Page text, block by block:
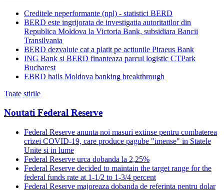
Creditele neperformante (npl) - statistici BERD
BERD este ingrijorata de investigatia autoritatilor din
Republica Moldova la Victoria Bank, subsidiara Bancii
Transilvania
BERD dezvaluie cat a platit pe actiunile Piraeus Bank
ING Bank si BERD finanteaza parcul logistic CTPark
Bucharest
EBRD hails Moldova banking breakthrough
Toate stirile
Noutati Federal Reserve
Federal Reserve anunta noi masuri extinse pentru combaterea
crizei COVID-19, care produce pagube "imense" in Statele
Unite si in lume
Federal Reserve urca dobanda la 2,25%
Federal Reserve decided to maintain the target range for the
federal funds rate at 1-1/2 to 1-3/4 percent
Federal Reserve majoreaza dobanda de referinta pentru dolar